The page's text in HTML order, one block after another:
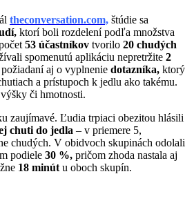
theconversation.com, štúdie sa
ktorí boli rozdelení podľa množstva
53 účastníkov tvorilo 20 chudých
spomenutú aplikáciu nepretržite 2
aj o vyplnenie dotazníka, ktorý
a prístupoch k jedlu ako takému.
či hmotnosti.
zaujímavé. Ľudia trpiaci obezitou hlásili
chuti do jedla – v priemere 5,
chudých. V obidvoch skupinách odolali
podiele 30 %, pričom zhoda nastala aj
18 minút u oboch skupín.